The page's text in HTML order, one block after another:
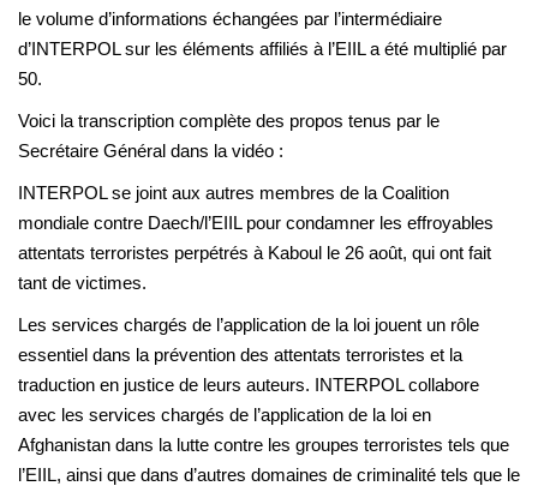
le volume d’informations échangées par l’intermédiaire
d’INTERPOL sur les éléments affiliés à l’EIIL a été multiplié par
50.
Voici la transcription complète des propos tenus par le
Secrétaire Général dans la vidéo :
INTERPOL se joint aux autres membres de la Coalition
mondiale contre Daech/l’EIIL pour condamner les effroyables
attentats terroristes perpétrés à Kaboul le 26 août, qui ont fait
tant de victimes.
Les services chargés de l’application de la loi jouent un rôle
essentiel dans la prévention des attentats terroristes et la
traduction en justice de leurs auteurs. INTERPOL collabore
avec les services chargés de l’application de la loi en
Afghanistan dans la lutte contre les groupes terroristes tels que
l’EIIL, ainsi que dans d’autres domaines de criminalité tels que le